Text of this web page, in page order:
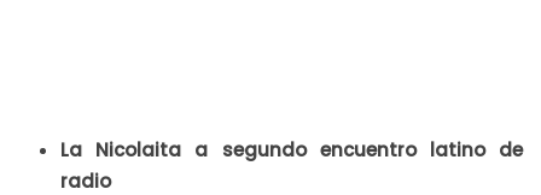
La Nicolaita a segundo encuentro latino de
radio